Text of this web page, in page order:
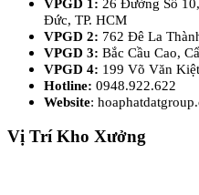
Đức, TP. HCM
VPGD 2: 762 Đê La
VPGD 3: Bắc Cầu Cao,
VPGD 4: 199 Võ Văn
Hotline: 0948.922.622
Website:
Vị Trí Kho Xưởng